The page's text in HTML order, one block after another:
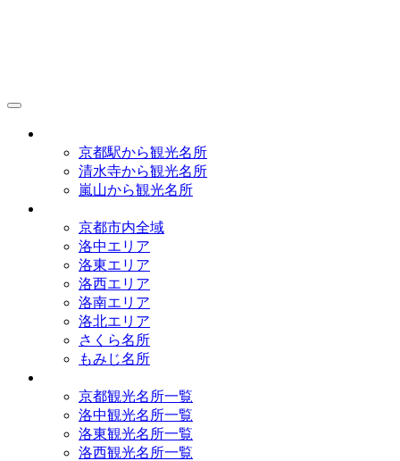
京都駅から観光名所
清水寺から観光名所
嵐山から観光名所
京都市内全域
洛中エリア
洛東エリア
洛西エリア
洛南エリア
洛北エリア
さくら名所
もみじ名所
京都観光名所一覧
洛中観光名所一覧
洛東観光名所一覧
洛西観光名所一覧